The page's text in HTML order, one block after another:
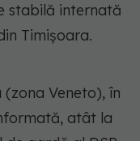
stabilă internată
Timişoara.
Veneto), în
atât la